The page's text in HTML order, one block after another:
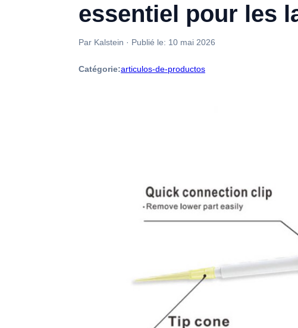
essentiel pour les
Par Kalstein · Publié le: 10 mai 2026
Catégorie:articulos-de-productos